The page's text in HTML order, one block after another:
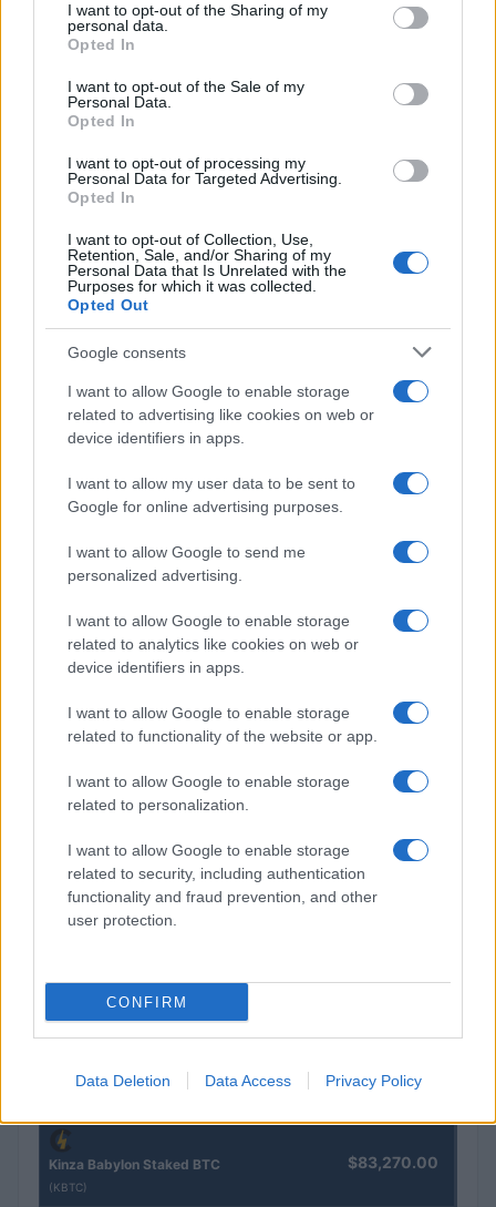
not limited to your visit or usage behaviour. You may click to
grant or deny consent to Google and its third-party tags to
use your data for below specified purposes in below Google
consent section.
I want to opt-out of the Sharing of my
personal data.
Opted In
I want to opt-out of the Sale of my
Personal Data.
Opted In
I want to opt-out of processing my
Personal Data for Targeted Advertising.
Opted In
I want to opt-out of Collection, Use,
Retention, Sale, and/or Sharing of my
Personal Data that Is Unrelated with the
Purposes for which it was collected.
Opted Out
Google consents
I want to allow Google to enable storage
related to advertising like cookies on web or
device identifiers in apps.
I want to allow my user data to be sent to
Google for online advertising purposes.
I want to allow Google to send me
personalized advertising.
I want to allow Google to enable storage
related to analytics like cookies on web or
device identifiers in apps.
I want to allow Google to enable storage
related to functionality of the website or app.
I want to allow Google to enable storage
related to personalization.
I want to allow Google to enable storage
related to security, including authentication
functionality and fraud prevention, and other
user protection.
CONFIRM
Data Deletion Data Access Privacy Policy
Exploration des modèles de médecine de conciergerie et de
soins primaires directs
LA FINANCE
Débroussaillage forestier : pourquoi une taxe collective
pourrait changer la donne
Camille Durand · 9 Août 2026
Finance quantitative : comment évaluer et gérer les risques de
portefeuille
Kinza Babylon Staked BTC
(KBTC)
$83,270.00